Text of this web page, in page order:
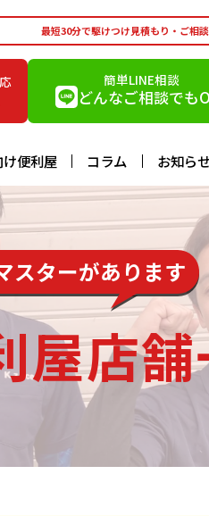
最短30分で駆けつけ見積もり・ご相
簡単LINE相談
どんなご相談でも
便利屋 コラム お知ら
スターがあります
屋店